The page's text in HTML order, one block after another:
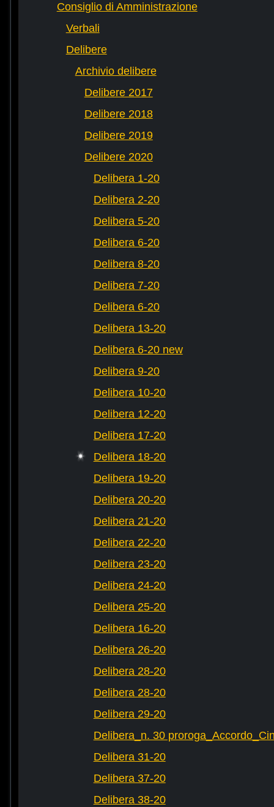
Consiglio di Amministrazione
Verbali
Delibere
Archivio delibere
Delibere 2017
Delibere 2018
Delibere 2019
Delibere 2020
Delibera 1-20
Delibera 2-20
Delibera 5-20
Delibera 6-20
Delibera 8-20
Delibera 7-20
Delibera 6-20
Delibera 13-20
Delibera 6-20 new
Delibera 9-20
Delibera 10-20
Delibera 12-20
Delibera 17-20
Delibera 18-20
Delibera 19-20
Delibera 20-20
Delibera 21-20
Delibera 22-20
Delibera 23-20
Delibera 24-20
Delibera 25-20
Delibera 16-20
Delibera 26-20
Delibera 28-20
Delibera 28-20
Delibera 29-20
Delibera_n. 30
Delibera 31-20
Delibera 37-20
Delibera 38-20